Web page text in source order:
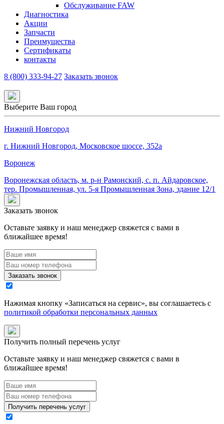
Обслуживание FAW
Диагностика
Акции
Запчасти
Преимущества
Сертификаты
контакты
8 (800) 333-94-27 Заказать звонок
Выберите Ваш город
Нижний Новгород
г. Нижний Новгород, Московское шоссе, 352а
Воронеж
Воронежская область, м. р-н Рамонский, с. п. Айдаровское,
тер. Промышленная, ул. 5-я Промышленная Зона, здание 12/1
Заказать звонок
Оставьте заявку и наш менеджер свяжется с вами в
ближайшее время!
Заказать звонок
Нажимая кнопку «Записаться на сервис», вы соглашаетесь с
политикой обработки персональных данных
Получить полный перечень услуг
Оставьте заявку и наш менеджер свяжется с вами в
ближайшее время!
Получить перечень услуг